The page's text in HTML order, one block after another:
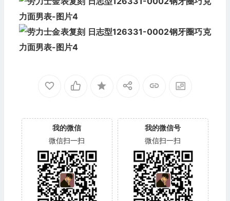
我的微信
微信扫一扫
我的微信号
微信扫一扫